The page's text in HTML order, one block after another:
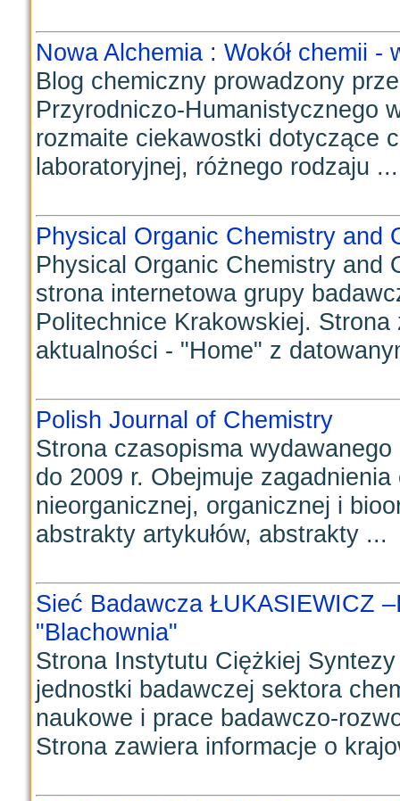
Nowa Alchemia : Wokół chemii
Blog chemiczny prowadzony
Przyrodniczo-Humanistycznego
rozmaite ciekawostki dotyczące
laboratoryjnej, różnego rodzaju ...
Physical Organic Chemistry and
Physical Organic Chemistry and
strona internetowa grupy
Politechnice Krakowskiej.
aktualności - "Home" z
Polish Journal of Chemistry
Strona czasopisma
do 2009 r. Obejmuje
nieorganicznej, organicznej i
abstrakty artykułów, abstrakty ...
Sieć Badawcza ŁUKASIEWICZ
"Blachownia"
Strona Instytutu Ciężkiej
jednostki badawczej sektora
naukowe i prace badawczo-
Strona zawiera informacje o